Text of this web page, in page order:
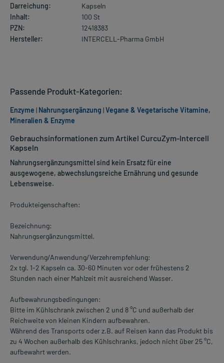
Darreichung:
Kapseln
Inhalt:
100 St
PZN:
12418383
Hersteller:
INTERCELL-Pharma GmbH
Gebrauchsinformationen zum Artikel CurcuZym-Intercell
Kapseln
Nahrungsergänzungsmittel sind kein Ersatz für eine
ausgewogene, abwechslungsreiche Ernährung und gesunde
Lebensweise.
Produkteigenschaften:
Bezeichnung:
Nahrungsergänzungsmittel.
Verwendung/Anwendung/Verzehrempfehlung:
2x tgl. 1-2 Kapseln ca. 30-60 Minuten vor oder frühestens 2
Stunden nach einer Mahlzeit mit ausreichend Wasser.
Aufbewahrungsbedingungen:
Bitte im Kühlschrank zwischen 2 und 8 °C und außerhalb der
Reichweite von kleinen Kindern aufbewahren.
Während des Transports oder z.B. auf Reisen kann das Produkt bis
zu 4 Wochen außerhalb des Kühlschranks, jedoch nicht über 25 °C,
aufbewahrt werden.
Passende Produkt-Kategorien:
Enzyme | Nahrungsergänzung |Vegane & Vegetarische Vitamine,
Mineralien & Enzyme